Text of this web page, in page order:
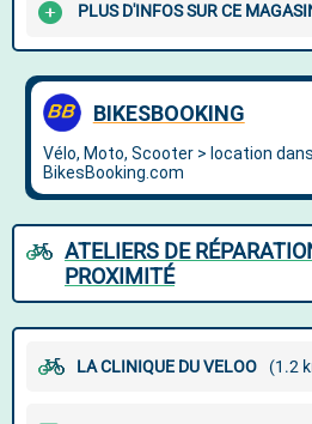
PLUS D'INFOS SUR CE
ATELIERS DE
PROXIMITÉ
LA CLINIQUE DU VELOO (1.2